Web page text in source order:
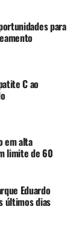
para
C ao
em alta
limite de 60
Eduardo
últimos dias